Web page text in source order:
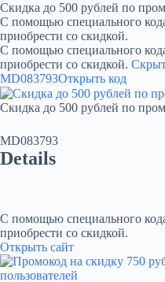
Скидка до 500 рублей по
С помощью специального
приобрести со скидкой.
С помощью специального
приобрести со скидкой.
MD083793Открыть код
Скидка до 500 рублей по
MD083793
Details
С помощью специального
приобрести со скидкой.
Открыть сайт